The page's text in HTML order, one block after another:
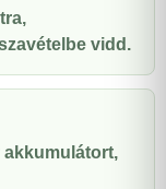
vidd.
akkumulátort,